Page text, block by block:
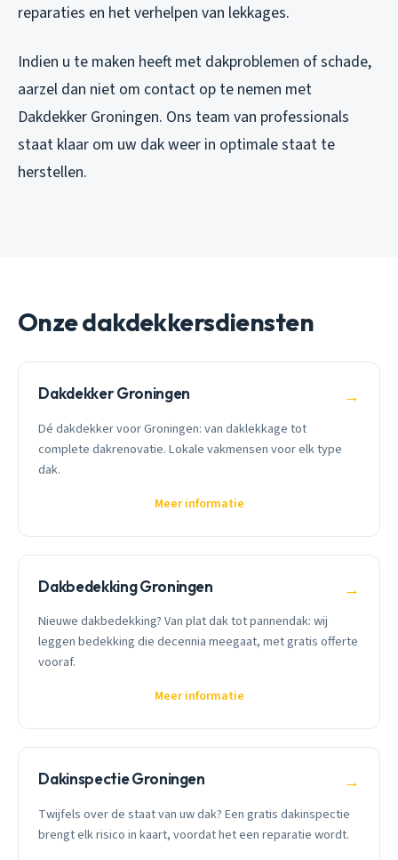
reparaties en het verhelpen van lekkages.
Indien u te maken heeft met dakproblemen of schade,
aarzel dan niet om contact op te nemen met
Dakdekker Groningen. Ons team van professionals
staat klaar om uw dak weer in optimale staat te
herstellen.
Onze dakdekkersdiensten
Dakdekker Groningen →
Dé dakdekker voor Groningen: van daklekkage tot
complete dakrenovatie. Lokale vakmensen voor elk type
dak.
Meer informatie
Dakbedekking Groningen →
Nieuwe dakbedekking? Van plat dak tot pannendak: wij
leggen bedekking die decennia meegaat, met gratis offerte
vooraf.
Meer informatie
Dakinspectie Groningen →
Twijfels over de staat van uw dak? Een gratis dakinspectie
brengt elk risico in kaart, voordat het een reparatie wordt.